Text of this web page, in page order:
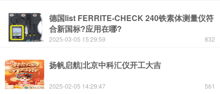
德国list FERRITE-CHECK 240铁素体测量仪符
合新国标?应用在哪?
832
2025-03-05 15:29:59
扬帆启航|北京中科汇仪开工大吉
561
2025-02-05 14:29:47